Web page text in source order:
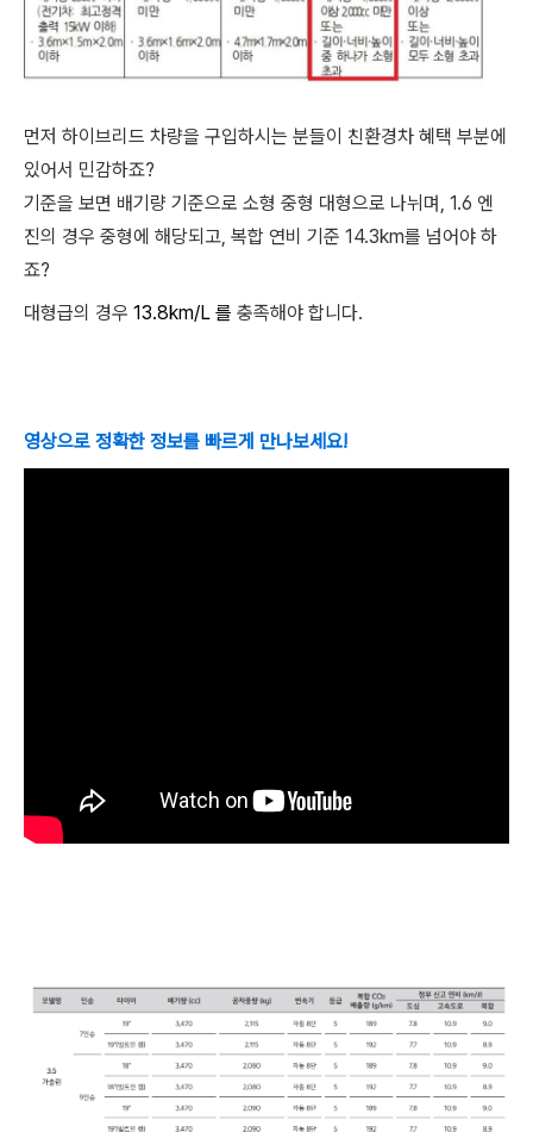
먼저 하이브리드 차량을 구입하시는 분들이 친환경차 혜택 부분에
있어서 민감하죠?
기준을 보면 배기량 기준으로 소형 중형 대형으로 나뉘며, 1.6 엔
진의 경우 중형에 해당되고, 복합 연비 기준 14.3km를 넘어야 하
죠?
대형급의 경우 13.8km/L 를 충족해야 합니다.
영상으로 정확한 정보를 빠르게 만나보세요!